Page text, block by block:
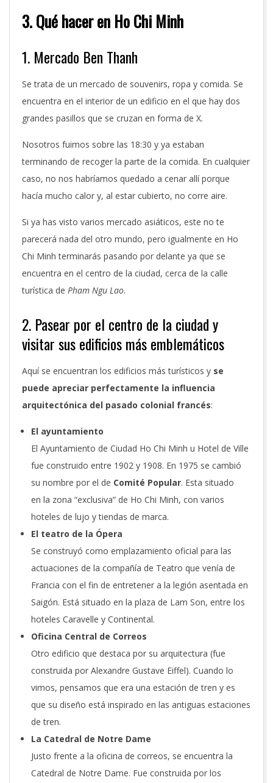
3. Qué hacer en Ho Chi Minh
1. Mercado Ben Thanh
Se trata de un mercado de souvenirs, ropa y comida. Se
encuentra en el interior de un edificio en el que hay dos
grandes pasillos que se cruzan en forma de X.
Nosotros fuimos sobre las 18:30 y ya estaban
terminando de recoger la parte de la comida. En cualquier
caso, no nos habríamos quedado a cenar allí porque
hacía mucho calor y, al estar cubierto, no corre aire.
Si ya has visto varios mercado asiáticos, este no te
parecerá nada del otro mundo, pero igualmente en Ho
Chi Minh terminarás pasando por delante ya que se
encuentra en el centro de la ciudad, cerca de la calle
turística de Pham Ngu Lao.
2. Pasear por el centro de la ciudad y
visitar sus edificios más emblemáticos
Aquí se encuentran los edificios más turísticos y se
puede apreciar perfectamente la influencia
arquitectónica del pasado colonial francés:
El ayuntamiento
El Ayuntamiento de Ciudad Ho Chi Minh u Hotel de Ville
fue construido entre 1902 y 1908. En 1975 se cambió
su nombre por el de Comité Popular. Esta situado
en la zona “exclusiva” de Ho Chi Minh, con varios
hoteles de lujo y tiendas de marca.
El teatro de la Ópera
Se construyó como emplazamiento oficial para las
actuaciones de la compañía de Teatro que venía de
Francia con el fin de entretener a la legión asentada en
Saigón. Está situado en la plaza de Lam Son, entre los
hoteles Caravelle y Continental.
Oficina Central de Correos
Otro edificio que destaca por su arquitectura (fue
construida por Alexandre Gustave Eiffel). Cuando lo
vimos, pensamos que era una estación de tren y es
que su diseño está inspirado en las antiguas estaciones
de tren.
La Catedral de Notre Dame
Justo frente a la oficina de correos, se encuentra la
Catedral de Notre Dame. Fue construida por los